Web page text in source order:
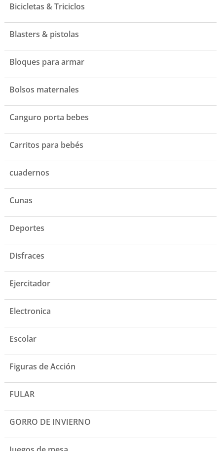
Bicicletas & Triciclos
Blasters & pistolas
Bloques para armar
Bolsos maternales
Canguro porta bebes
Carritos para bebés
cuadernos
Cunas
Deportes
Disfraces
Ejercitador
Electronica
Escolar
Figuras de Acción
FULAR
GORRO DE INVIERNO